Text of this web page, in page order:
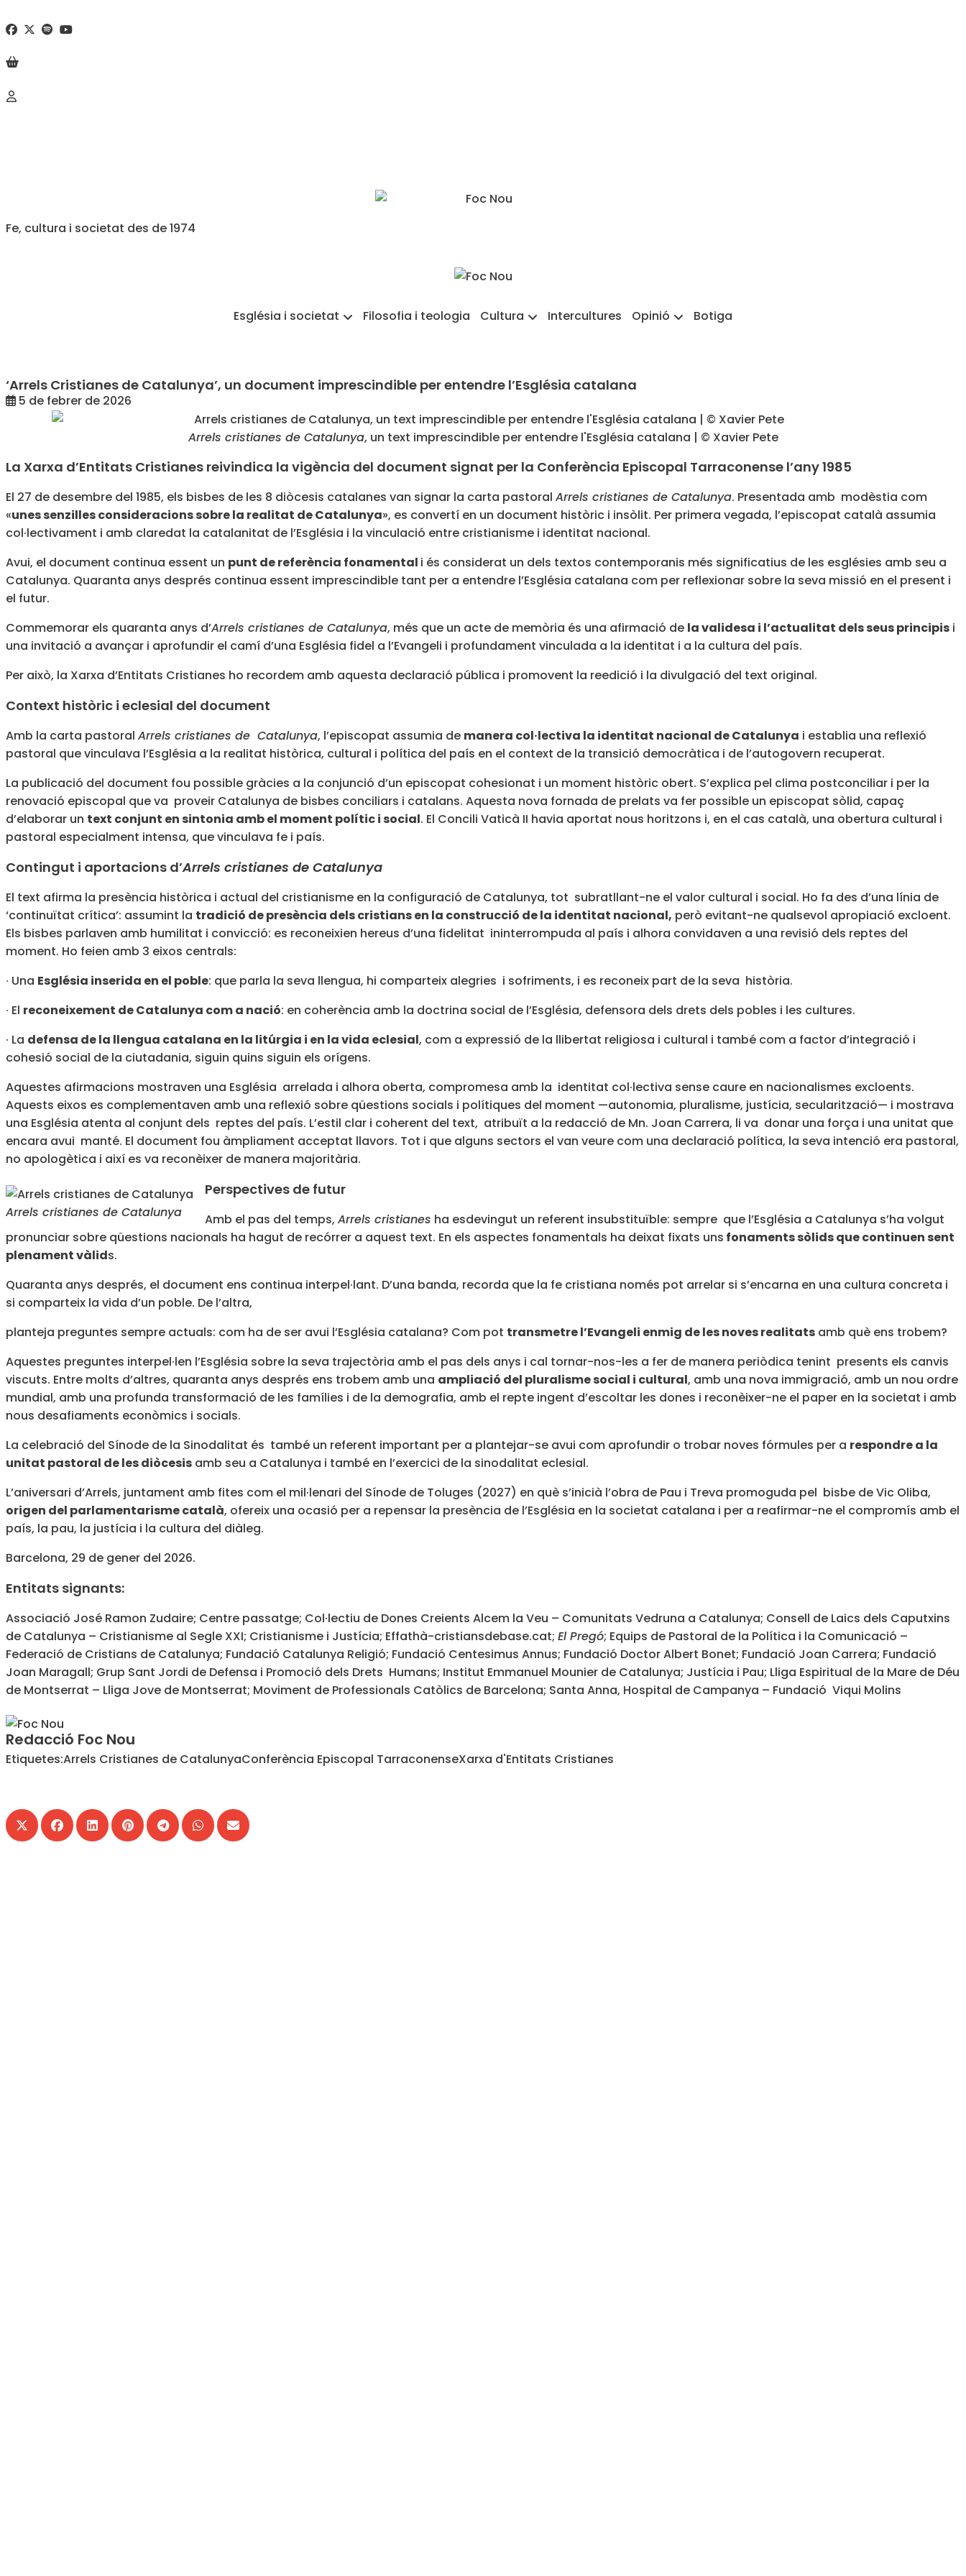
Fe, cultura i societat des de 1974
Església i societat Filosofia i teologia Cultura Intercultures Opinió Botiga
‘Arrels Cristianes de Catalunya’, un document imprescindible per entendre l’Església catalana
5 de febrer de 2026
Arrels cristianes de Catalunya, un text imprescindible per entendre l'Església catalana | © Xavier Pete
La Xarxa d’Entitats Cristianes reivindica la vigència del document signat per la Conferència Episcopal Tarraconense l’any 1985
El 27 de desembre del 1985, els bisbes de les 8 diòcesis catalanes van signar la carta pastoral Arrels cristianes de Catalunya. Presentada amb modèstia com
«unes senzilles consideracions sobre la realitat de Catalunya», es convertí en un document històric i insòlit. Per primera vegada, l’episcopat català assumia
col·lectivament i amb claredat la catalanitat de l’Església i la vinculació entre cristianisme i identitat nacional.
Avui, el document continua essent un punt de referència fonamental i és considerat un dels textos contemporanis més significatius de les esglésies amb seu a
Catalunya. Quaranta anys després continua essent imprescindible tant per a entendre l’Església catalana com per reflexionar sobre la seva missió en el present i
el futur.
Commemorar els quaranta anys d’Arrels cristianes de Catalunya, més que un acte de memòria és una afirmació de la validesa i l’actualitat dels seus principis i
una invitació a avançar i aprofundir el camí d’una Església fidel a l’Evangeli i profundament vinculada a la identitat i a la cultura del país.
Per això, la Xarxa d’Entitats Cristianes ho recordem amb aquesta declaració pública i promovent la reedició i la divulgació del text original.
Context històric i eclesial del document
Amb la carta pastoral Arrels cristianes de Catalunya, l’episcopat assumia de manera col·lectiva la identitat nacional de Catalunya i establia una reflexió
pastoral que vinculava l’Església a la realitat històrica, cultural i política del país en el context de la transició democràtica i de l’autogovern recuperat.
La publicació del document fou possible gràcies a la conjunció d’un episcopat cohesionat i un moment històric obert. S’explica pel clima postconciliar i per la
renovació episcopal que va proveir Catalunya de bisbes conciliars i catalans. Aquesta nova fornada de prelats va fer possible un episcopat sòlid, capaç
d’elaborar un text conjunt en sintonia amb el moment polític i social. El Concili Vaticà II havia aportat nous horitzons i, en el cas català, una obertura cultural i
pastoral especialment intensa, que vinculava fe i país.
Contingut i aportacions d’Arrels cristianes de Catalunya
El text afirma la presència històrica i actual del cristianisme en la configuració de Catalunya, tot subratllant-ne el valor cultural i social. Ho fa des d’una línia de
‘continuïtat crítica’: assumint la tradició de presència dels cristians en la construcció de la identitat nacional, però evitant-ne qualsevol apropiació excloent.
Els bisbes parlaven amb humilitat i convicció: es reconeixien hereus d’una fidelitat ininterrompuda al país i alhora convidaven a una revisió dels reptes del
moment. Ho feien amb 3 eixos centrals:
∙ Una Església inserida en el poble: que parla la seva llengua, hi comparteix alegries i sofriments, i es reconeix part de la seva història.
∙ El reconeixement de Catalunya com a nació: en coherència amb la doctrina social de l’Església, defensora dels drets dels pobles i les cultures.
· La defensa de la llengua catalana en la litúrgia i en la vida eclesial, com a expressió de la llibertat religiosa i cultural i també com a factor d’integració i
cohesió social de la ciutadania, siguin quins siguin els orígens.
Aquestes afirmacions mostraven una Església arrelada i alhora oberta, compromesa amb la identitat col·lectiva sense caure en nacionalismes excloents.
Aquests eixos es complementaven amb una reflexió sobre qüestions socials i polítiques del moment —autonomia, pluralisme, justícia, secularització— i mostrava
una Església atenta al conjunt dels reptes del país. L’estil clar i coherent del text, atribuït a la redacció de Mn. Joan Carrera, li va donar una força i una unitat que
encara avui manté. El document fou àmpliament acceptat llavors. Tot i que alguns sectors el van veure com una declaració política, la seva intenció era pastoral,
no apologètica i així es va reconèixer de manera majoritària.
Arrels cristianes de Catalunya
Perspectives de futur
Amb el pas del temps, Arrels cristianes ha esdevingut un referent insubstituïble: sempre que l’Església a Catalunya s’ha volgut
pronunciar sobre qüestions nacionals ha hagut de recórrer a aquest text. En els aspectes fonamentals ha deixat fixats uns fonaments sòlids que continuen sent
plenament vàlids.
Quaranta anys després, el document ens continua interpel·lant. D’una banda, recorda que la fe cristiana només pot arrelar si s’encarna en una cultura concreta i
si comparteix la vida d’un poble. De l’altra,
planteja preguntes sempre actuals: com ha de ser avui l’Església catalana? Com pot transmetre l’Evangeli enmig de les noves realitats amb què ens trobem?
Aquestes preguntes interpel·len l’Església sobre la seva trajectòria amb el pas dels anys i cal tornar-nos-les a fer de manera periòdica tenint presents els canvis
viscuts. Entre molts d’altres, quaranta anys després ens trobem amb una ampliació del pluralisme social i cultural, amb una nova immigració, amb un nou ordre
mundial, amb una profunda transformació de les famílies i de la demografia, amb el repte ingent d’escoltar les dones i reconèixer-ne el paper en la societat i amb
nous desafiaments econòmics i socials.
La celebració del Sínode de la Sinodalitat és també un referent important per a plantejar-se avui com aprofundir o trobar noves fórmules per a respondre a la
unitat pastoral de les diòcesis amb seu a Catalunya i també en l’exercici de la sinodalitat eclesial.
L’aniversari d’Arrels, juntament amb fites com el mil·lenari del Sínode de Toluges (2027) en què s’inicià l’obra de Pau i Treva promoguda pel bisbe de Vic Oliba,
origen del parlamentarisme català, ofereix una ocasió per a repensar la presència de l’Església en la societat catalana i per a reafirmar-ne el compromís amb el
país, la pau, la justícia i la cultura del diàleg.
Barcelona, 29 de gener del 2026.
Entitats signants:
Associació José Ramon Zudaire; Centre passatge; Col·lectiu de Dones Creients Alcem la Veu – Comunitats Vedruna a Catalunya; Consell de Laics dels Caputxins
de Catalunya – Cristianisme al Segle XXI; Cristianisme i Justícia; Effathà-cristiansdebase.cat; El Pregó; Equips de Pastoral de la Política i la Comunicació –
Federació de Cristians de Catalunya; Fundació Catalunya Religió; Fundació Centesimus Annus; Fundació Doctor Albert Bonet; Fundació Joan Carrera; Fundació
Joan Maragall; Grup Sant Jordi de Defensa i Promoció dels Drets Humans; Institut Emmanuel Mounier de Catalunya; Justícia i Pau; Lliga Espiritual de la Mare de Déu
de Montserrat – Lliga Jove de Montserrat; Moviment de Professionals Catòlics de Barcelona; Santa Anna, Hospital de Campanya – Fundació Viqui Molins
Redacció Foc Nou
Etiquetes:Arrels Cristianes de CatalunyaConferència Episcopal TarraconenseXarxa d'Entitats Cristianes